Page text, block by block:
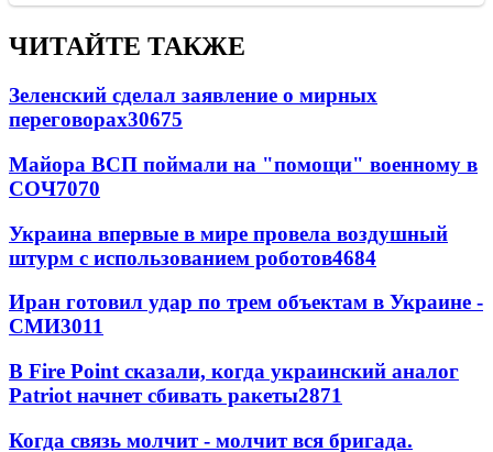
ЧИТАЙТЕ ТАКЖЕ
Зеленский сделал заявление о мирных
переговорах30675
Майора ВСП поймали на "помощи" военному в
СОЧ7070
Украина впервые в мире провела воздушный
штурм с использованием роботов4684
Иран готовил удар по трем объектам в Украине -
СМИ3011
В Fire Point сказали, когда украинский аналог
Patriot начнет сбивать ракеты2871
Когда связь молчит - молчит вся бригада.